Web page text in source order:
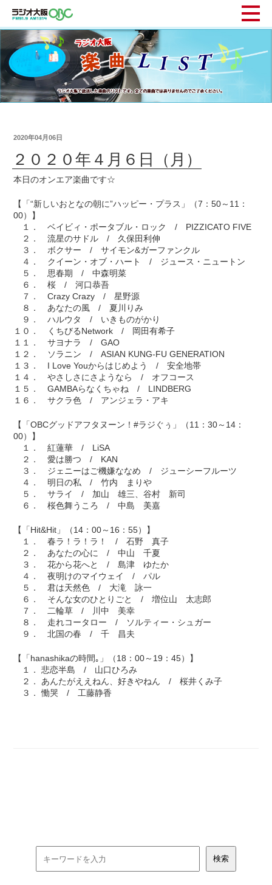
2020年04月06日
２０２０年４月６日（月）
本日のオンエア楽曲です☆
【「“新しいおとなの朝に”ハッピー・プラス」（7：50～11：
00）】
１． ベイビィ・ポータブル・ロック / PIZZICATO FIVE
２． 流星のサドル / 久保田利伸
３． ボクサー / サイモン&ガーファンクル
４． クイーン・オブ・ハート / ジュース・ニュートン
５． 思春期 / 中森明菜
６． 桜 / 河口恭吾
７． Crazy Crazy / 星野源
８． あなたの風 / 夏川りみ
９． ハルウタ / いきものがかり
１０． くちびるNetwork / 岡田有希子
１１． サヨナラ / GAO
１２． ソラニン / ASIAN KUNG-FU GENERATION
１３． I Love Youからはじめよう / 安全地帯
１４． やさしさにさようなら / オフコース
１５． GAMBAらなくちゃね / LINDBERG
１６． サクラ色 / アンジェラ・アキ
【「OBCグッドアフタヌーン！#ラジぐぅ」（11：30～14：
00）】
１． 紅蓮華 / LiSA
２． 愛は勝つ / KAN
３． ジェニーはご機嫌ななめ / ジューシーフルーツ
４． 明日の私 / 竹内 まりや
５． サライ / 加山 雄三、谷村 新司
６． 桜色舞うころ / 中島 美嘉
【「Hit&Hit」（14：00～16：55）】
１． 春ラ！ラ！ラ！ / 石野 真子
２． あなたの心に / 中山 千夏
３． 花から花へと / 島津 ゆたか
４． 夜明けのマイウェイ / パル
５． 君は天然色 / 大滝 詠一
６． そんな女のひとりごと / 増位山 太志郎
７． 二輪草 / 川中 美幸
８． 走れコータロー / ソルティー・シュガー
９． 北国の春 / 千 昌夫
【「hanashikaの時間｡」（18：00～19：45）】
１． 悲恋半島 / 山口ひろみ
２． あんたがええねん、好きやねん / 桜井くみ子
３． 慟哭 / 工藤静香